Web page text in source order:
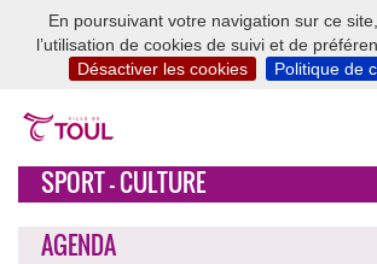
En poursuivant votre navigation sur ce
l’utilisation de cookies de suivi et de
Désactiver les cookies
Politique de
SPORT - CULTURE
AGENDA